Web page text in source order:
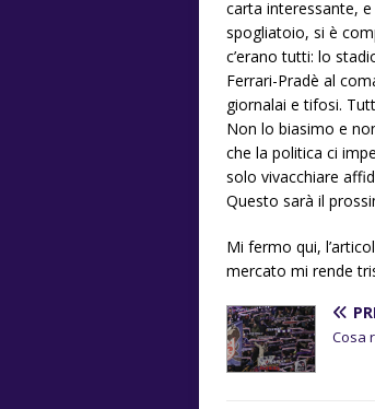
carta interessante,
spogliatoio, si è
c’erano tutti: lo
Ferrari-Pradè al
giornalai e tifosi.
Non lo biasimo e
che la politica ci
solo vivacchiare
Questo sarà il
Mi fermo qui,
mercato mi rende
Cosa